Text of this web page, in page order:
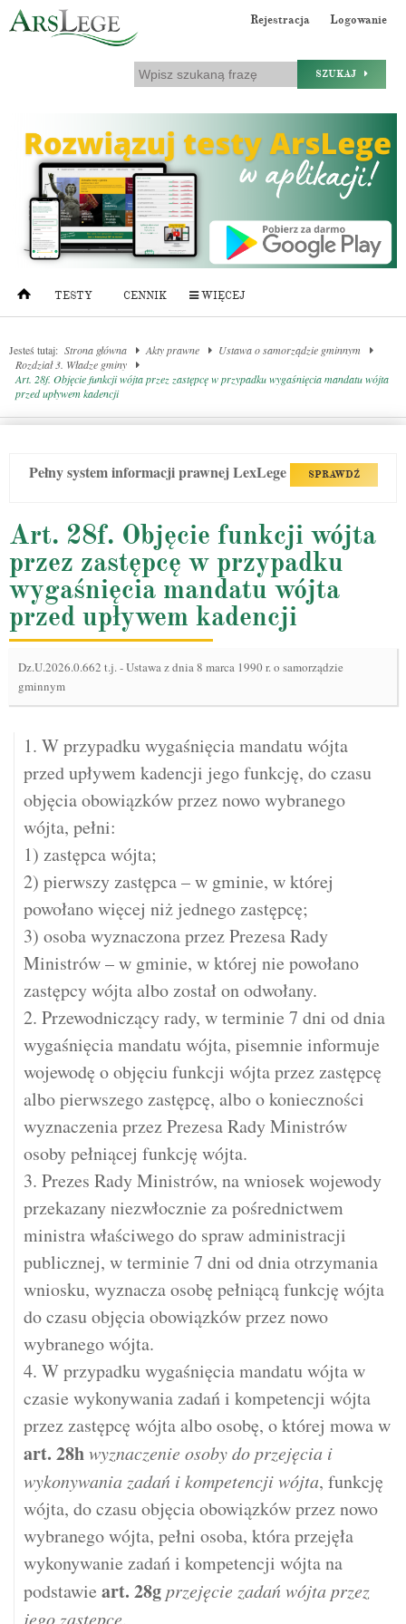
Rejestracja Logowanie
SZUKAJ
TESTY CENNIK WIĘCEJ
Jesteś tutaj: Strona główna Akty prawne
Ustawa o samorządzie gminnym
Rozdział 3. Władze gminy
Art. 28f. Objęcie funkcji wójta przez zastępcę w przypadku wygaśnięcia mandatu wójta
przed upływem kadencji
Pełny system informacji prawnej LexLege SPRAWDŹ
Art. 28f. Objęcie funkcji wójta
przez zastępcę w przypadku
wygaśnięcia mandatu wójta
przed upływem kadencji
Dz.U.2026.0.662 t.j.-Ustawa z dnia 8 marca 1990 r. o samorządzie
gminnym
1. W przypadku wygaśnięcia mandatu wójta
przed upływem kadencji jego funkcję, do czasu
objęcia obowiązków przez nowo wybranego
wójta, pełni:
1) zastępca wójta;
2) pierwszy zastępca – w gminie, w której
powołano więcej niż jednego zastępcę;
3) osoba wyznaczona przez Prezesa Rady
Ministrów – w gminie, w której nie powołano
zastępcy wójta albo został on odwołany.
2. Przewodniczący rady, w terminie 7 dni od dnia
wygaśnięcia mandatu wójta, pisemnie informuje
wojewodę o objęciu funkcji wójta przez zastępcę
albo pierwszego zastępcę, albo o konieczności
wyznaczenia przez Prezesa Rady Ministrów
osoby pełniącej funkcję wójta.
3. Prezes Rady Ministrów, na wniosek wojewody
przekazany niezwłocznie za pośrednictwem
ministra właściwego do spraw administracji
publicznej, w terminie 7 dni od dnia otrzymania
wniosku, wyznacza osobę pełniącą funkcję wójta
do czasu objęcia obowiązków przez nowo
wybranego wójta.
4. W przypadku wygaśnięcia mandatu wójta w
czasie wykonywania zadań i kompetencji wójta
przez zastępcę wójta albo osobę, o której mowa w
art. 28hwyznaczenie osoby do przejęcia i
wykonywania zadań i kompetencji wójta, funkcję
wójta, do czasu objęcia obowiązków przez nowo
wybranego wójta, pełni osoba, która przejęła
wykonywanie zadań i kompetencji wójta na
podstawie art. 28g przejęcie zadań wójta przez
jego zastępcę